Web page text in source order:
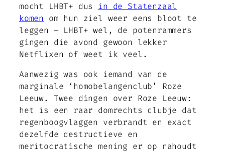
mocht LHBT+ dus in de Statenzaal
komen
om hun ziel weer eens bloot te
leggen – LHBT+ wel, de potenrammers
gingen die avond gewoon lekker
Netflixen of weet ik veel.
Aanwezig was ook iemand van de
marginale ‘homobelangenclub’ Roze
Leeuw. Twee dingen over Roze Leeuw:
het is een raar domrechts clubje dat
regenboogvlaggen verbrandt en exact
dezelfde destructieve en
meritocratische mening er op nahoudt